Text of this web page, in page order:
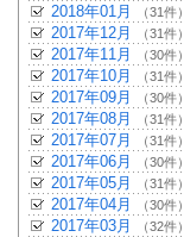
2018年01月 （31件）
2017年12月 （31件）
2017年11月 （30件）
2017年10月 （31件）
2017年09月 （30件）
2017年08月 （31件）
2017年07月 （31件）
2017年06月 （30件）
2017年05月 （31件）
2017年04月 （30件）
2017年03月 （32件）